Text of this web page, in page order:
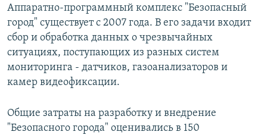
Аппаратно-программный комплекс "Безопасный
город" существует с 2007 года. В его задачи входит
сбор и обработка данных о чрезвычайных
ситуациях, поступающих из разных систем
мониторинга - датчиков, газоанализаторов и
камер видеофиксации.
Общие затраты на разработку и внедрение
"Безопасного города" оценивались в 150